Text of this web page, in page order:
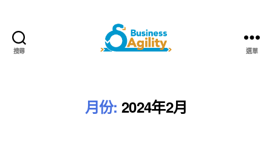
搜尋 選單
月份: 2024年2月